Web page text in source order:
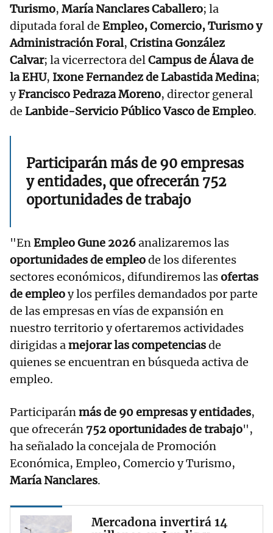
Turismo, María Nanclares Caballero; la
diputada foral de Empleo, Comercio, Turismo y
Administración Foral, Cristina González
Calvar; la vicerrectora del Campus de Álava de
la EHU, Ixone Fernandez de Labastida Medina;
yFrancisco Pedraza Moreno, director general
de Lanbide-Servicio Público Vasco de Empleo.
Participarán más de 90 empresas
y entidades, que ofrecerán 752
oportunidades de trabajo
"En Empleo Gune 2026analizaremos las
oportunidades de empleode los diferentes
sectores económicos, difundiremos lasofertas
de empleoy los perfiles demandados por parte
de las empresas en vías de expansión en
nuestro territorio y ofertaremos actividades
dirigidas a mejorar las competenciasde
quienes se encuentran en búsqueda activa de
empleo.
Participarán más de 90 empresas y entidades,
que ofrecerán 752 oportunidades de trabajo",
ha señalado la concejala de Promoción
Económica, Empleo, Comercio y Turismo,
María Nanclares.
Mercadona invertirá 14